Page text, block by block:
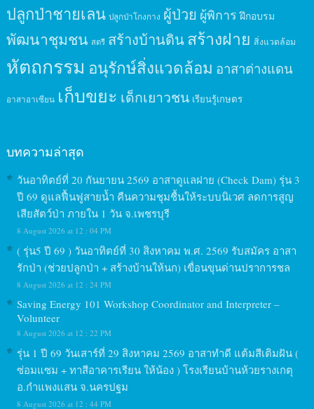
ปลูกป่าชายเลน ปลูกป่าโกงกาง ผู้ป่วย ผู้พิการ ฝึกอบรม
พัฒนาชุมชน สตรี สร้างบ้านดินสร้างฝาย สิ่งแวดล้อม
หัตถกรรม อนุรักษ์สิ่งแวดล้อม อาสาต่างแดน
อาสาอาเซียน เก็บขยะ เด็กเยาวชน เรียนรู้เกษตร
บทความล่าสุด
วันอาทิตย์ที่ 20 กันยายน 2569 อาสาดูแลฝาย (Check Dam) รุ่น 3
ปี 69 ดูแลฟื้นฟูสายน้ำ คืนความชุมชื้นให้ระบบนิเวศ ลดการสูญ
เสียสัตว์ป่า ภายใน 1 วัน จ.เพชรบุรี
8 August 2026 at 12 : 04 PM
( รุ่น5 ปี 69 ) วันอาทิตย์ที่ 30 สิงหาคม พ.ศ. 2569 รับสมัคร อาสา
รักป่า (ช่วยปลูกป่า + สร้างบ้านให้นก) เขื่อนขุนด่านปราการชล
8 August 2026 at 12 : 24 PM
Saving Energy 101 Workshop Coordinator and Interpreter –
Volunteer
8 August 2026 at 12 : 22 PM
รุ่น 1 ปี 69 วันเสาร์ที่ 29 สิงหาคม 2569 อาสาทำดี แต้มสีเติมฝัน (
ซ่อมแซม + ทาสีอาคารเรียน ให้น้อง ) โรงเรียนบ้านห้วยรางเกตุ
อ.กำแพงแสน จ.นครปฐม
8 August 2026 at 12 : 44 PM